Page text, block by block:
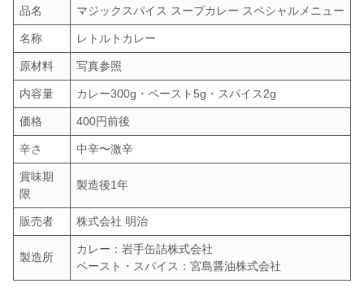
品名 マジックスパイス スープカレー スペシャルメニュー
名称 レトルトカレー
原材料 写真参照
内容量 カレー300g・ペースト5g・スパイス2g
価格 400円前後
辛さ 中辛〜激辛
賞味期
限
製造後1年
販売者 株式会社 明治
製造所
カレー：岩手缶詰株式会社
ペースト・スパイス：宮島醤油株式会社